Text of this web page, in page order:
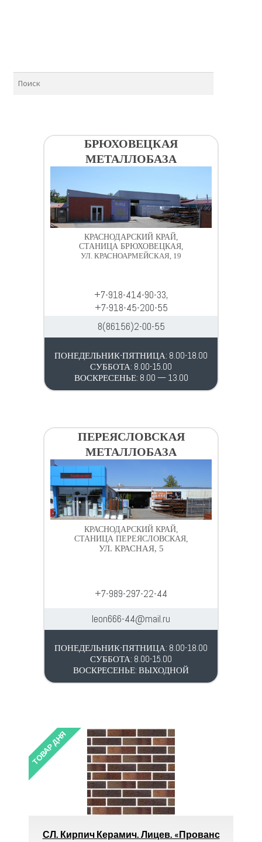
БРЮХОВЕЦКАЯ
МЕТАЛЛОБАЗА
КРАСНОДАРСКИЙ КРАЙ,
СТАНИЦА БРЮХОВЕЦКАЯ,
УЛ. КРАСНОАРМЕЙСКАЯ, 19
+7-918-414-90-33,
+7-918-45-200-55
8(86156)2-00-55
ПОНЕДЕЛЬНИК-ПЯТНИЦА: 8.00-18.00
СУББОТА: 8.00-15.00
ВОСКРЕСЕНЬЕ: 8.00 — 13.00
ПЕРЕЯСЛОВСКАЯ
МЕТАЛЛОБАЗА
КРАСНОДАРСКИЙ КРАЙ,
СТАНИЦА ПЕРЕЯСЛОВСКАЯ,
УЛ. КРАСНАЯ, 5
+7-989-297-22-44
leon666-44@mail.ru
ПОНЕДЕЛЬНИК-ПЯТНИЦА: 8.00-18.00
СУББОТА: 8.00-15.00
ВОСКРЕСЕНЬЕ: ВЫХОДНОЙ
Лицев. «Прованс
ТОВАР ДНЯ
Саморез (П/Ш) 1014